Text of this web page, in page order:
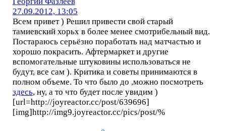
27.09.2012, 13:05
Всем привет ) Решил привести свой старый
тамиевский хорьх в более менее смотрибельный вид.
Постараюсь серьёзно поработать над матчастью и
хорошо покрасить. Афтермаркет и другие
вспомогательные штуковины использоваться не
будут, все сам ). Критика и советы принимаются в
полном объеме. То что было до ,можно посмотреть
здесь, ну, а то что будет после увидим )
[url=http://joyreactor.cc/post/639696]
[img]http://img9.joyreactor.cc/pics/post/%